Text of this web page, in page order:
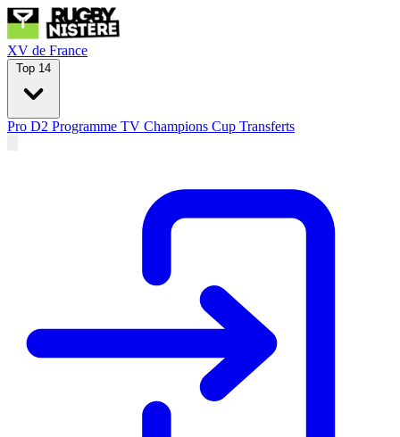
XV de France
Top 14
Pro D2 Programme TV Champions Cup Transferts